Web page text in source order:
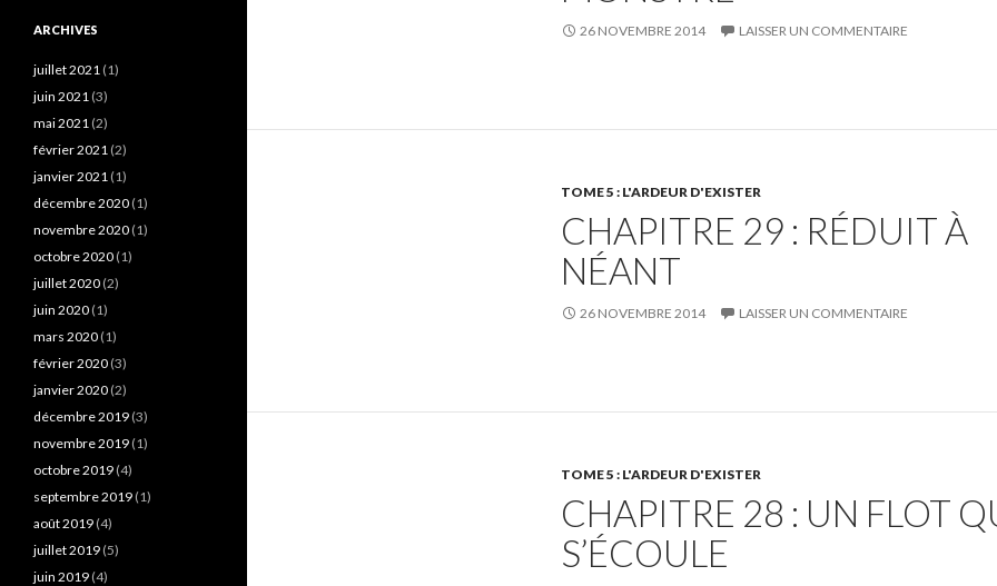
26 NOVEMBRE 2014 LAISSER UN COMMENTAIRE
TOME 5 : L'ARDEUR D'EXISTER
CHAPITRE 29 : RÉDUIT À
NÉANT
26 NOVEMBRE 2014 LAISSER UN COMMENTAIRE
TOME 5 : L'ARDEUR D'EXISTER
CHAPITRE 28 : UN FLOT
S’ÉCOULE
ARCHIVES
juillet 2021 (1)
juin 2021 (3)
mai 2021 (2)
février 2021 (2)
janvier 2021 (1)
décembre 2020 (1)
novembre 2020 (1)
octobre 2020 (1)
juillet 2020 (2)
juin 2020 (1)
mars 2020 (1)
février 2020 (3)
janvier 2020 (2)
décembre 2019 (3)
novembre 2019 (1)
octobre 2019 (4)
septembre 2019 (1)
août 2019 (4)
juillet 2019 (5)
juin 2019 (4)